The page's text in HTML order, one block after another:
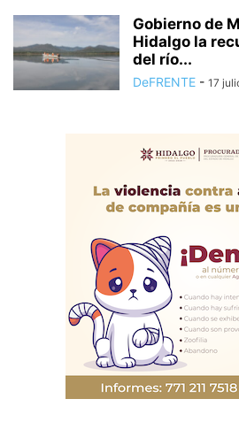
Gobierno de
Hidalgo la
del río...
DeFRENTE - 17